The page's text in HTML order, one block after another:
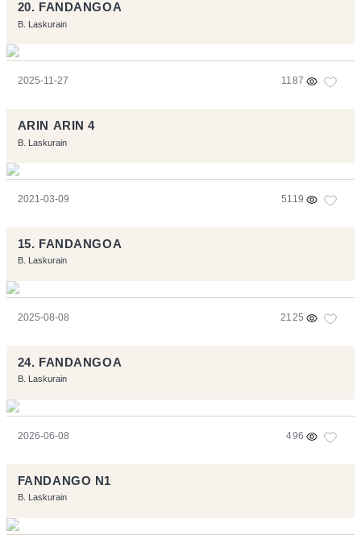
20. FANDANGOA
B. Laskurain
2025-11-27 1187
ARIN ARIN 4
B. Laskurain
2021-03-09 5119
15. FANDANGOA
B. Laskurain
2025-08-08 2125
24. FANDANGOA
B. Laskurain
2026-06-08 496
FANDANGO N1
B. Laskurain